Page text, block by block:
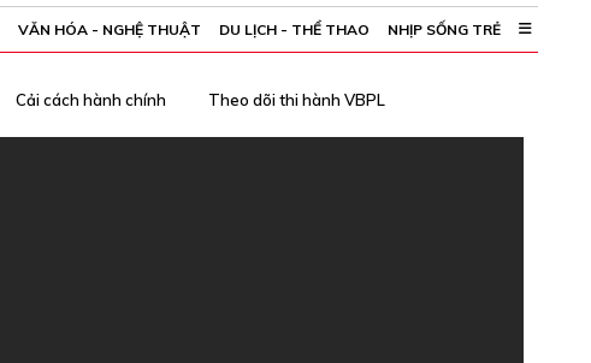
VĂN HÓA - NGHỆ THUẬT DU LỊCH - THỂ THAO NHỊP SỐNG TRẺ
Cải cách hành chính Theo dõi thi hành VBPL